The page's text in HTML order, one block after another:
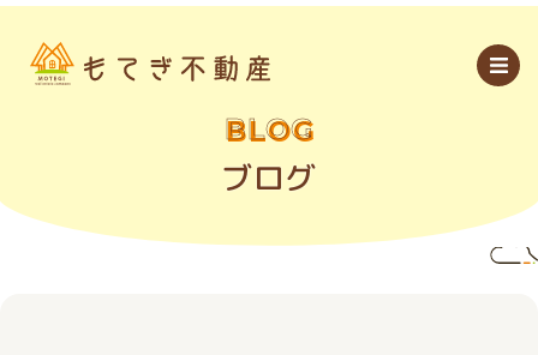
内
BLOG
ブログ